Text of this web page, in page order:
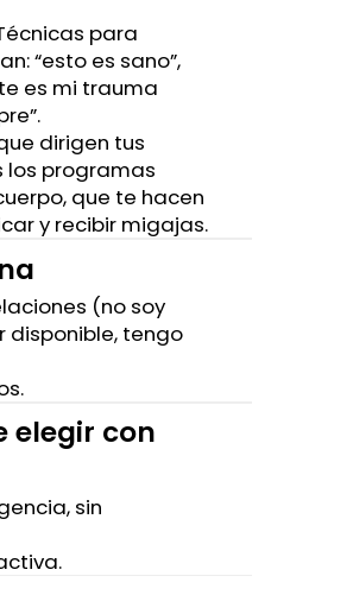
para
“esto es sano”,
es mi trauma
dirigen tus
los programas
que te hacen
y recibir migajas.
(no soy
disponible, tengo
elegir con
sin